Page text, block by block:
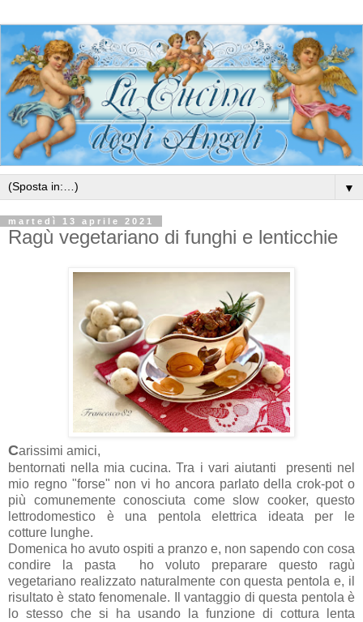
▼
martedì 13 aprile 2021
Ragù vegetariano di funghi e lenticchie
Carissimi amici,
bentornati nella mia cucina. Tra i vari aiutanti presenti nel
mio regno "forse" non vi ho ancora parlato della crok-pot o
più comunemente conosciuta come slow cooker, questo
lettrodomestico è una pentola elettrica ideata per le
cotture lunghe.
Domenica ho avuto ospiti a pranzo e, non sapendo con cosa
condire la pasta ho voluto preparare questo ragù
vegetariano realizzato naturalmente con questa pentola e, il
risultato è stato fenomenale. Il vantaggio di questa pentola è
lo stesso che si ha usando la funzione di cottura lenta